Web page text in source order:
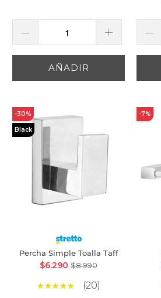
AÑADIR
-30%
Black
Percha Simple Toalla Taff
$6.290$8.990
(20)
-7%